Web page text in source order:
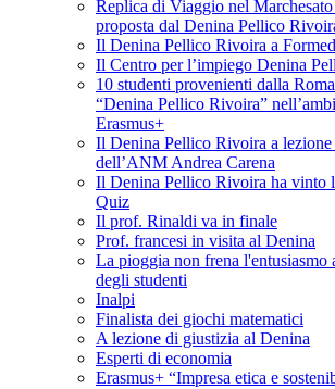
Replica di Viaggio nel
proposta dal Denina Pellico
Il Denina Pellico Rivoira a
Il Centro per l’impiego Denina
10 studenti provenienti dalla
“Denina Pellico Rivoira”
Erasmus+
Il Denina Pellico Rivoira a
dell’ANM Andrea Carena
Il Denina Pellico Rivoira ha vinto
Quiz
Il prof. Rinaldi va in finale
Prof. francesi in visita al Denina
La pioggia non frena l'entusiasmo
degli studenti
Inalpi
Finalista dei giochi matematici
A lezione di giustizia al Denina
Esperti di economia
Erasmus+ “Impresa etica e